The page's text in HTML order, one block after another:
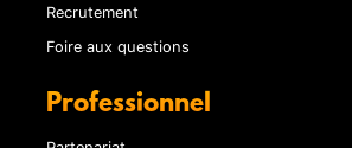
Recrutement
Foire aux questions
Professionnel